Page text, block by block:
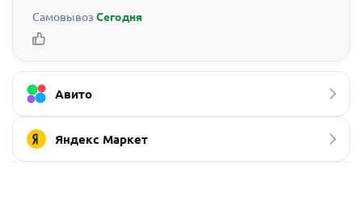
Самовывоз Сегодня
Авито
Яндекс Маркет